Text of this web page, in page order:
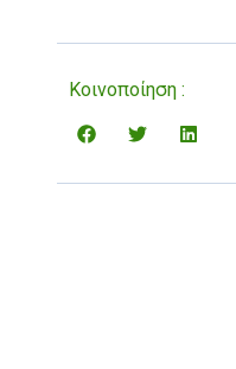
Κοινοποίηση :